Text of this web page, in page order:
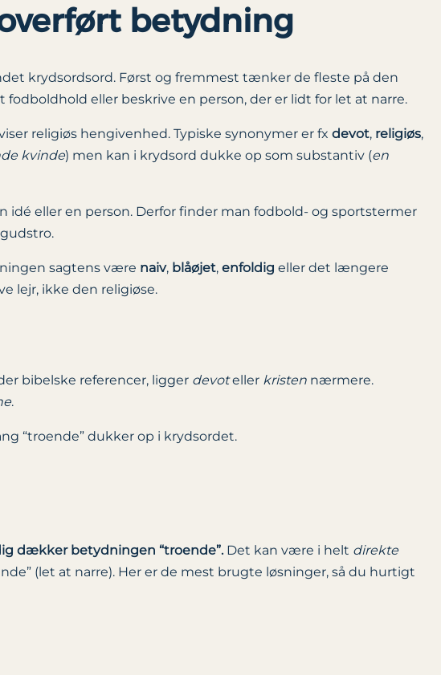
betydning
krydsordsord. Først og fremmest tænker de fleste på den
eller beskrive en person, der er lidt for let at narre.
religiøs hengivenhed. Typiske synonymer er fx devot, religiøs,
kvinde) men kan i krydsord dukke op som substantiv (en
idé eller en person. Derfor finder man fodbold- og sportstermer
sagtens være naiv, blåøjet, enfoldig eller det længere
lejr, ikke den religiøse.
bibelske referencer, ligger devoteller kristen nærmere.
.
“troende” dukker op i krydsordet.
dækker betydningen “troende”.Det kan være i helt direkte
(let at narre). Her er de mest brugte løsninger, så du hurtigt